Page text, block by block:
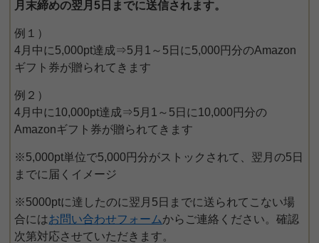
月末締めの翌月5日までに送信されます。
例１）
4月中に5,000pt達成⇒5月1～5日に5,000円分のAmazon
ギフト券が贈られてきます
例２）
4月中に10,000pt達成⇒5月1～5日に10,000円分の
Amazonギフト券が贈られてきます
※5,000pt単位で5,000円分がストックされて、翌月の5日
までに届くイメージ
※5000ptに達したのに翌月5日までに送られてこない場
合にはお問い合わせフォームからご連絡ください。確認
次第対応させていただきます。